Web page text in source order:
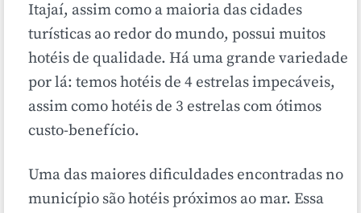
Itajaí, assim como a maioria das cidades
turísticas ao redor do mundo, possui muitos
hotéis de qualidade. Há uma grande variedade
por lá: temos hotéis de 4 estrelas impecáveis,
assim como hotéis de 3 estrelas com ótimos
custo-benefício.
Uma das maiores dificuldades encontradas no
município são hotéis próximos ao mar. Essa